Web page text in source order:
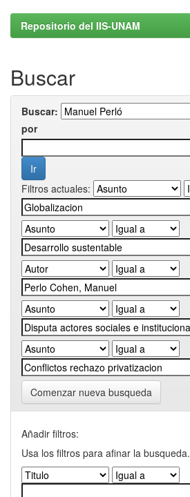
Repositorio del IIS-UNAM
Buscar
Buscar:
por
Filtros actuales:
Comenzar nueva busqueda
Añadir filtros:
Usa los filtros para afinar la busqueda.